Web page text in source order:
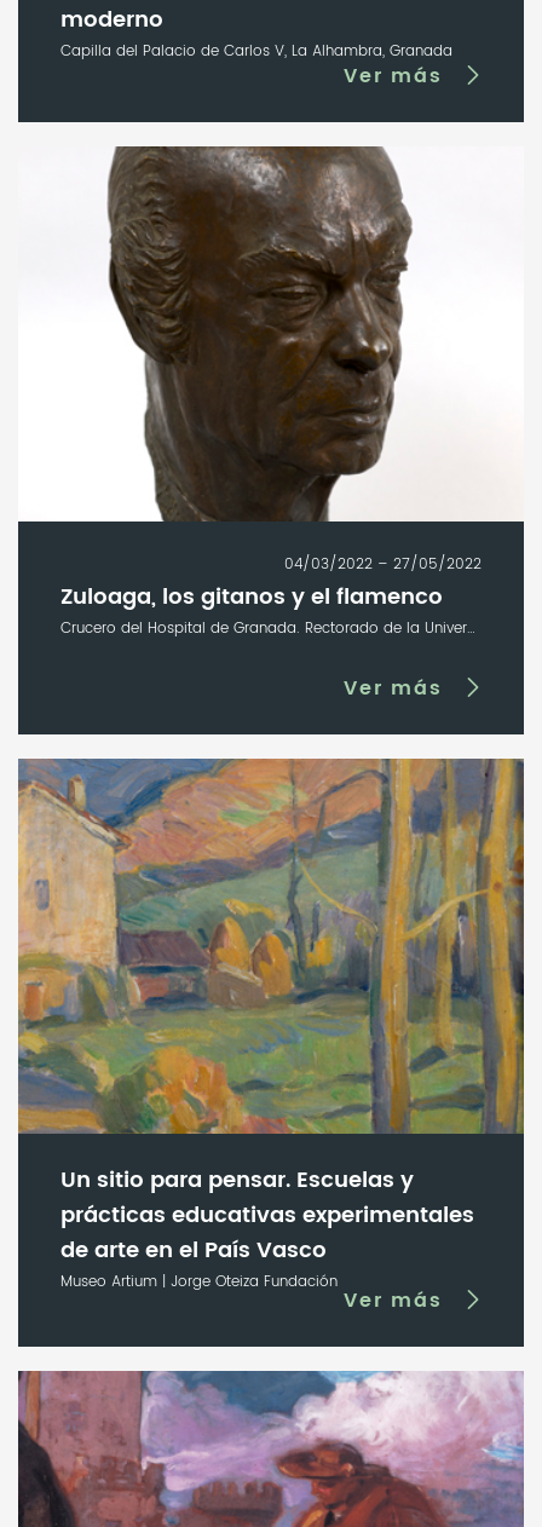
moderno
Capilla del Palacio de Carlos V, La Alhambra, Granada
Ver más
04/03/2022 – 27/05/2022
Zuloaga, los gitanos y el flamenco
Crucero del Hospital de Granada. Rectorado de la Universidad de Granada
Ver más
Un sitio para pensar. Escuelas y
prácticas educativas experimentales
de arte en el País Vasco
Museo Artium | Jorge Oteiza Fundación
Ver más